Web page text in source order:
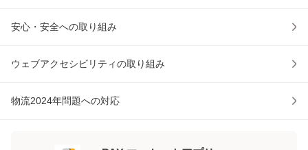
安心・安全への取り組み
ウェブアクセシビリティの取り組み
物流2024年問題への対応